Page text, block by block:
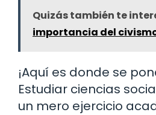
Quizás también te
importancia del
¡Aquí es donde se
Estudiar ciencias
un mero ejercicio